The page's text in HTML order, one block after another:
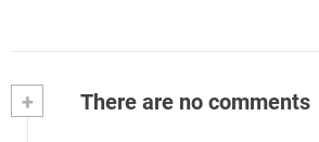
+ There are no comments